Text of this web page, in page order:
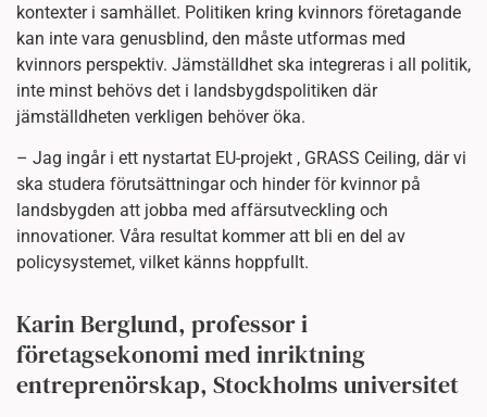
kontexter i samhället. Politiken kring kvinnors företagande
kan inte vara genusblind, den måste utformas med
kvinnors perspektiv. Jämställdhet ska integreras i all politik,
inte minst behövs det i landsbygdspolitiken där
jämställdheten verkligen behöver öka.
– Jag ingår i ett nystartat EU-projekt , GRASS Ceiling, där vi
ska studera förutsättningar och hinder för kvinnor på
landsbygden att jobba med affärsutveckling och
innovationer. Våra resultat kommer att bli en del av
policysystemet, vilket känns hoppfullt.
Karin Berglund, professor i
företagsekonomi med inriktning
entreprenörskap, Stockholms universitet